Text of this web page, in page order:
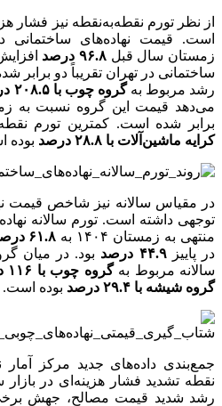
از نظر تورم نقطه‌به‌نقطه نیز فشار
زمستان سال قبل ۹۶.۸ درصد
ساختمانی در تهران تقریباً دو
رشد مربوط بهگروه چوب با ۲۰۸.۵ درصد
می‌دهد قیمت این گروه نسبت به
برابر شده است. کمترین تورم
کرایه ماشین‌آلات با ۲۸.۸ درصد
بوده
در مقیاس سالانه نیز شاخص قیمت
توجهی داشته است. تورم سالانه
منتهی به زمستان ۱۴۰۴ به
۶۱.۸ درصد
در پاییز۴۴.۹ درصد
بود. در میان
سالانه مربوط بهگروه چوب با ۱۱۶ درصد
گروه شیشه با ۲۹.۴ درصد
بوده است.
نقطه تشدید فشار هزینه‌ای در
رشد شدید قیمت مصالح، جهش